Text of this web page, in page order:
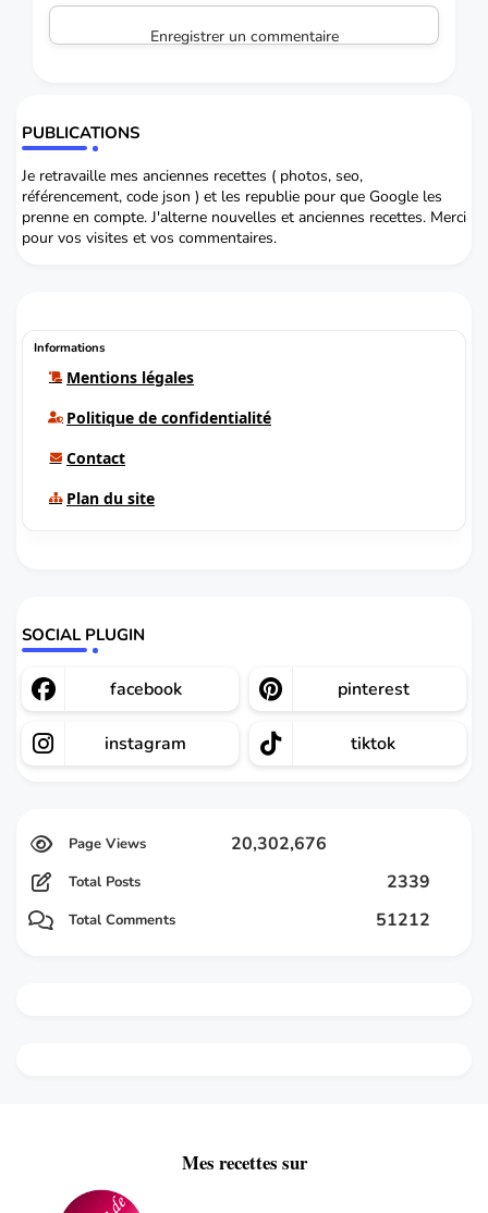
Enregistrer un commentaire
PUBLICATIONS
Je retravaille mes anciennes recettes ( photos, seo,
référencement, code json ) et les republie pour que Google les
prenne en compte. J'alterne nouvelles et anciennes recettes. Merci
pour vos visites et vos commentaires.
Informations
Mentions légales
Politique de confidentialité
Contact
Plan du site
SOCIAL PLUGIN
facebook pinterest
instagram tiktok
20,302,676
Total Posts 2339
Total Comments 51212
Mes recettes sur